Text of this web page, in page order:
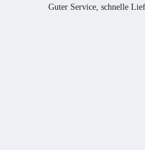
Guter Service, schnelle